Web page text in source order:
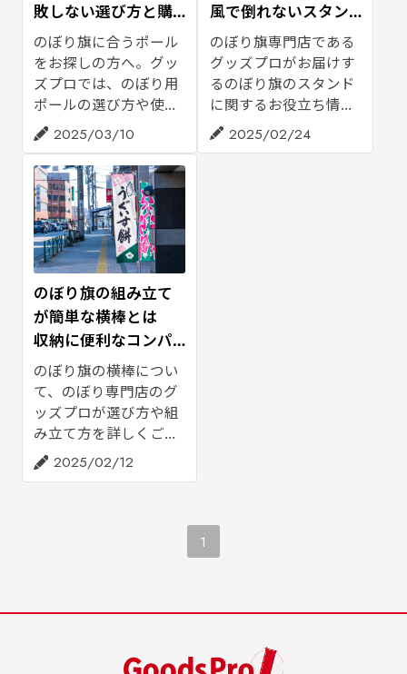
敗しない選び方と購
入の仕方をご紹介
のぼり旗に合うポール
をお探しの方へ。グッ
ズプロでは、のぼり用
ポールの選び方や使用
時の注意点、設置場所
に合わせた確認ポイン
トを解説。のぼり旗と
一緒に購入する際の参
考にご活用ください。
2025/03/10
風で倒れないスタン
ドもご紹介
のぼり旗専門店である
グッズプロがお届けす
るのぼり旗のスタンド
に関するお役立ち情
報。のぼり旗のスタン
ドは、屋外設置におけ
2025/02/24
のぼり旗の組み立て
が簡単な横棒とは
収納に便利なコンパ
クトタイプもご紹介
のぼり旗の横棒につい
て、のぼり専門店のグ
ッズプロが選び方や組
み立て方を詳しくご紹
介します。また、お客
様からいただくよくあ
方は是非参考にしてく
2025/02/12
1